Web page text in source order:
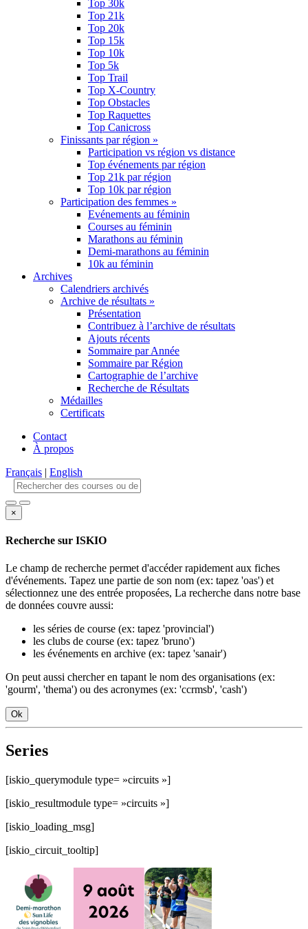
Top 30k
Top 21k
Top 20k
Top 15k
Top 10k
Top 5k
Top Trail
Top X-Country
Top Obstacles
Top Raquettes
Top Canicross
Finissants par région »
Participation vs région vs distance
Top événements par région
Top 21k par région
Top 10k par région
Participation des femmes »
Evénements au féminin
Courses au féminin
Marathons au féminin
Demi-marathons au féminin
10k au féminin
Archives
Calendriers archivés
Archive de résultats »
Présentation
Contribuez à l’archive de résultats
Ajouts récents
Sommaire par Année
Sommaire par Région
Cartographie de l’archive
Recherche de Résultats
Médailles
Certificats
Contact
À propos
Français | English
×
Recherche sur ISKIO
Le champ de recherche permet d'accéder rapidement aux fiches
d'événements. Tapez une partie de son nom (ex: tapez 'oas') et
sélectionnez une des entrée proposées, La recherche dans notre base
de données couvre aussi:
les séries de course (ex: tapez 'provincial')
les clubs de course (ex: tapez 'bruno')
les événements en archive (ex: tapez 'sanair')
On peut aussi chercher en tapant le nom des organisations (ex:
'gourm', 'thema') ou des acronymes (ex: 'ccrmsb', 'cash')
Ok
Series
[iskio_querymodule type= »circuits »]
[iskio_resultmodule type= »circuits »]
[iskio_loading_msg]
[iskio_circuit_tooltip]